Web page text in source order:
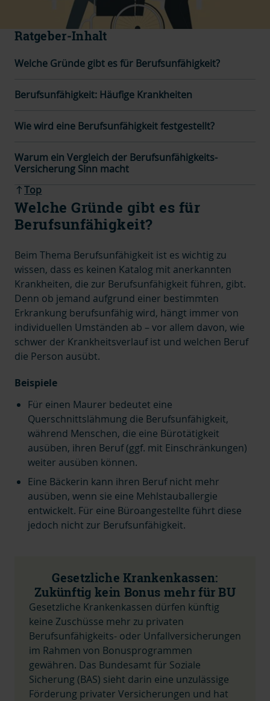
Ratgeber-Inhalt
Welche Gründe gibt es für Berufsunfähigkeit?
Berufsunfähigkeit: Häufige Krankheiten
Wie wird eine Berufsunfähigkeit festgestellt?
Warum ein Vergleich der Berufsunfähigkeits-
Versicherung Sinn macht
Top
Welche Gründe gibt es für
Berufsunfähigkeit?
Beim Thema Berufsunfähigkeit ist es wichtig zu
wissen, dass es keinen Katalog mit anerkannten
Krankheiten, die zur Berufsunfähigkeit führen, gibt.
Denn ob jemand aufgrund einer bestimmten
Erkrankung berufsunfähig wird, hängt immer von
individuellen Umständen ab – vor allem davon, wie
schwer der Krankheitsverlauf ist und welchen Beruf
die Person ausübt.
Beispiele
Für einen Maurer bedeutet eine
Querschnittslähmung die Berufsunfähigkeit,
während Menschen, die eine Bürotätigkeit
ausüben, ihren Beruf (ggf. mit Einschränkungen)
weiter ausüben können.
Eine Bäckerin kann ihren Beruf nicht mehr
ausüben, wenn sie eine Mehlstauballergie
entwickelt. Für eine Büroangestellte führt diese
jedoch nicht zur Berufsunfähigkeit.
Gesetzliche Krankenkassen:
Zukünftig kein Bonus mehr für BU
Gesetzliche Krankenkassen dürfen künftig
keine Zuschüsse mehr zu privaten
Berufsunfähigkeits- oder Unfallversicherungen
im Rahmen von Bonusprogrammen
gewähren. Das Bundesamt für Soziale
Sicherung (BAS) sieht darin eine unzulässige
Förderung privater Versicherungen und hat